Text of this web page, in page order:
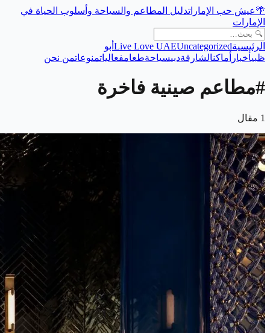
🌴عيش حب الإماراتدليل المطاعم والسياحة وأسلوب الحياة في
الإمارات
الرئيسية Live Love UAEUncategorized
أبو
ظبيأخبار أماكنالشارقةدبيسياحةطعامفعالياتمنوعاتمن نحن
#مطاعم صينية فاخرة
1 مقال